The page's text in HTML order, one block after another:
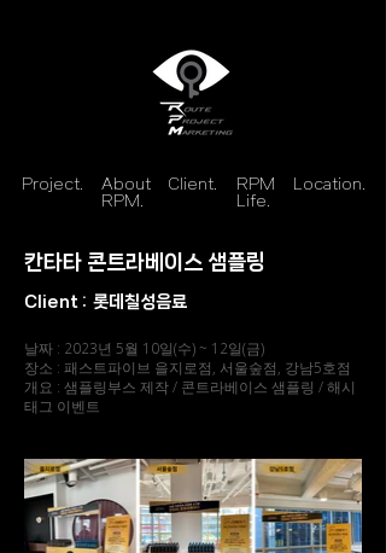
Project.
About
RPM.
Client.
RPM
Life.
Location.
칸타타 콘트라베이스 샘플링
Client : 롯데칠성음료
날짜 : 2023년 5월 10일(수) ~ 12일(금)
장소 : 패스트파이브 을지로점, 서울숲점, 강남5호점
개요 : 샘플링부스 제작 / 콘트라베이스 샘플링 / 해시
태그 이벤트